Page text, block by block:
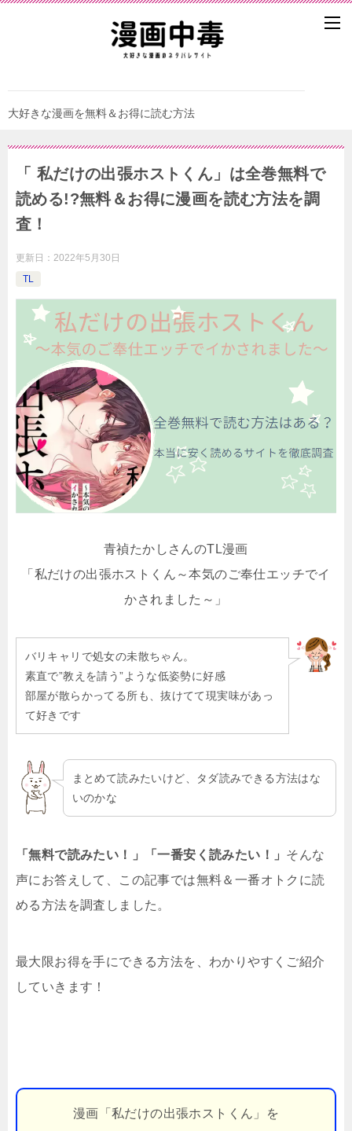
大好きな漫画を無料＆お得に読む方法
「 私だけの出張ホストくん」は全巻無料で
読める!?無料＆お得に漫画を読む⽅法を調
査！
更新日： 2022年5月30日
TL
青禎たかしさんのTL漫画
「私だけの出張ホストくん～本気のご奉仕エッチでイ
かされました～」
バリキャリで処女の未散ちゃん。
素直で”教えを請う”ような低姿勢に好感
部屋が散らかってる所も、抜けてて現実味があっ
て好きです
まとめて読みたいけど、タダ読みできる方法はな
いのかな
「無料で読みたい！」「一番安く読みたい！」 そんな
声にお答えして、この記事では無料＆一番オトクに読
める方法を調査しました。
最大限お得を手にできる方法を、わかりやすくご紹介
していきます！
漫画「私だけの出張ホストくん」を